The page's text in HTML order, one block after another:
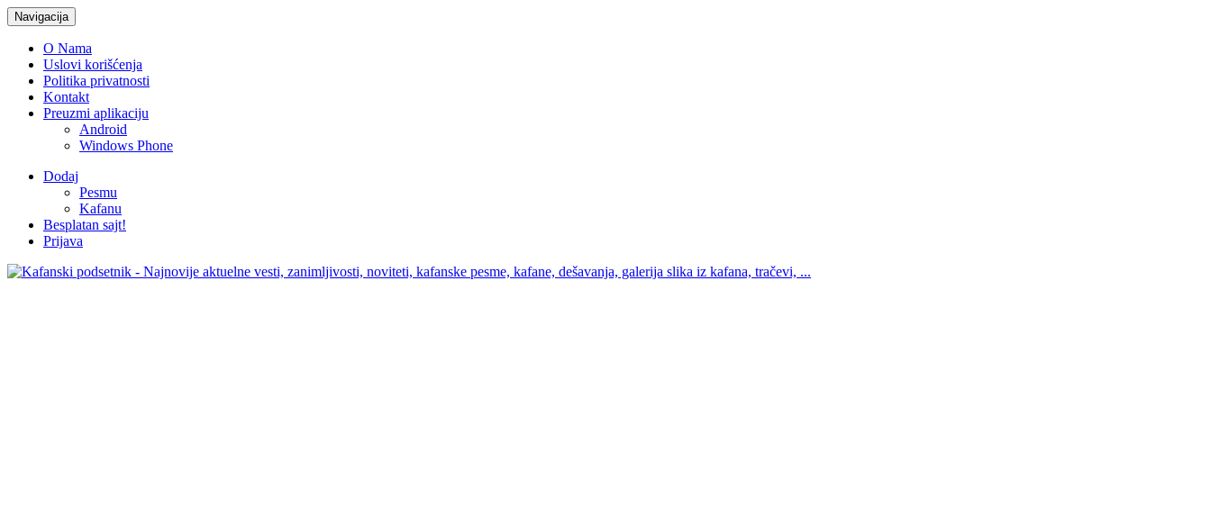
Navigacija
O Nama
Uslovi korišćenja
Politika privatnosti
Kontakt
Preuzmi aplikaciju
Android
Windows Phone
Dodaj
Pesmu
Kafanu
Besplatan sajt!
Prijava